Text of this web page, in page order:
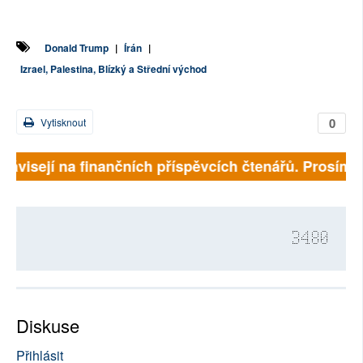
Donald Trump | Írán |
Izrael, Palestina, Blízký a Střední východ
0
Vytisknout
na finančních příspěvcích čtenářů. Prosíme,
3480
Diskuse
Přihlásit